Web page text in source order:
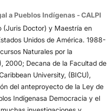
a Pueblos Indígenas - CALPI
(Juris Doctor) y Maestría en
Unidos de América. 1988-
Naturales por la
2000; Decana de la Facultad de
University, (BICU),
del anteproyecto de la Ley de
Indígenasa Democracia y el